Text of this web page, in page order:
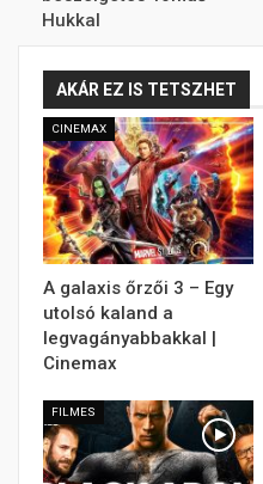
Hukkal
AKÁR EZ IS TETSZHET
CINEMAX
A galaxis őrzői 3 – Egy
utolsó kaland a
legvagányabbakkal |
Cinemax
FILMES